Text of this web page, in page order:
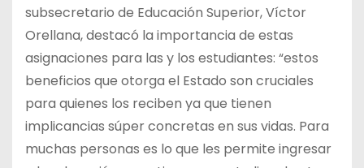
subsecretario de Educación Superior, Víctor
Orellana, destacó la importancia de estas
asignaciones para las y los estudiantes: “estos
beneficios que otorga el Estado son cruciales
para quienes los reciben ya que tienen
implicancias súper concretas en sus vidas. Para
muchas personas es lo que les permite ingresar